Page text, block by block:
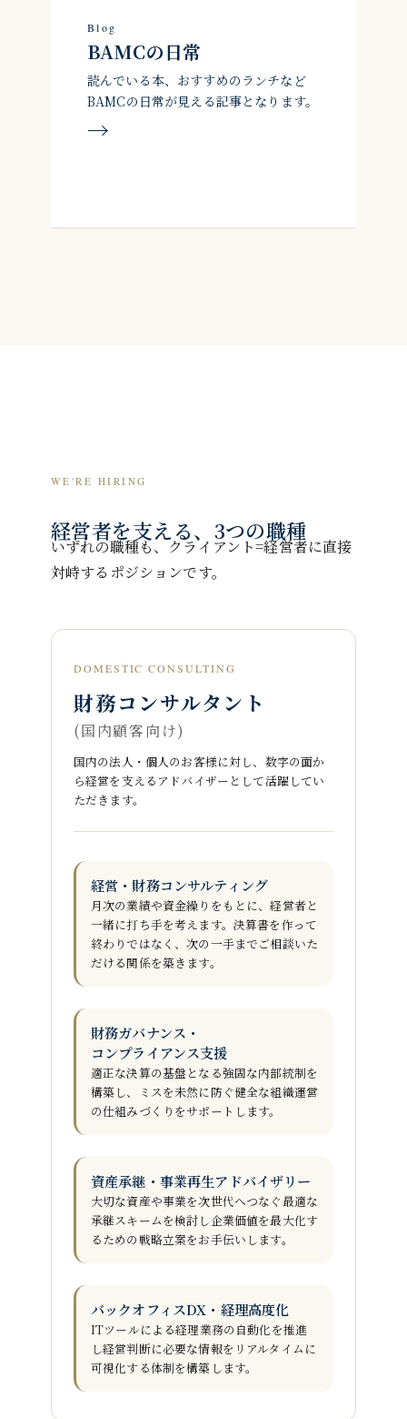
Blog
BAMCの日常
読んでいる本、おすすめのランチなど
BAMCの日常が見える記事となります。
→
WE'RE HIRING
経営者を支える、3つの職種
いずれの職種も、クライアント=経営者に直接
対峙するポジションです。
DOMESTIC CONSULTING
財務コンサルタント
(国内顧客向け)
国内の法人・個人のお客様に対し、数字の面か
ら経営を支えるアドバイザーとして活躍してい
ただきます。
経営・財務コンサルティング
月次の業績や資金繰りをもとに、経営者と
一緒に打ち手を考えます。決算書を作って
終わりではなく、次の一手までご相談いた
だける関係を築きます。
財務ガバナンス・
コンプライアンス支援
適正な決算の基盤となる強固な内部統制を
構築し、ミスを未然に防ぐ健全な組織運営
の仕組みづくりをサポートします。
資産承継・事業再生アドバイザリー
大切な資産や事業を次世代へつなぐ最適な
承継スキームを検討し企業価値を最大化す
るための戦略立案をお手伝いします。
バックオフィスDX・経理高度化
ITツールによる経理業務の自動化を推進
し経営判断に必要な情報をリアルタイムに
可視化する体制を構築します。